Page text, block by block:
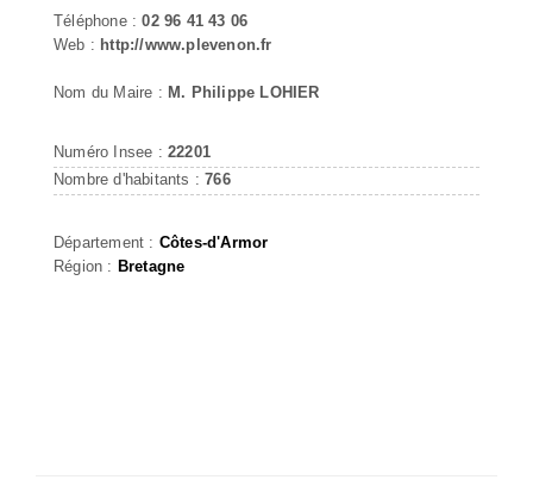
Téléphone :02 96 41 43 06
Web : http://www.plevenon.fr
Nom du Maire : M. Philippe LOHIER
Numéro Insee : 22201
Nombre d'habitants :766
Département : Côtes-d'Armor
Région : Bretagne